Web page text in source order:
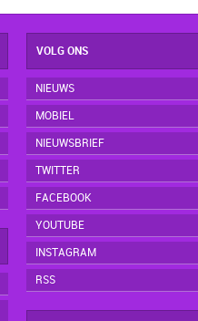
VOLG ONS
NIEUWS
MOBIEL
NIEUWSBRIEF
TWITTER
FACEBOOK
YOUTUBE
INSTAGRAM
RSS